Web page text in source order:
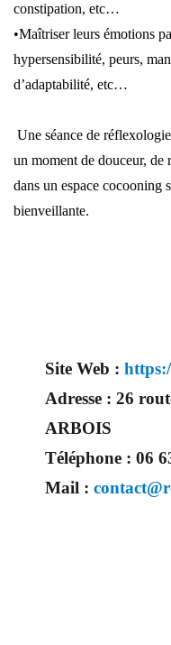
constipation, etc…
•Maîtriser leurs émotions
hypersensibilité, peurs,
d’adaptabilité, etc…
Une séance de
un moment de douceur,
dans un espace cocooning
bienveillante.
Site Web :
Adresse : 26
ARBOIS
Téléphone : 06
Mail :